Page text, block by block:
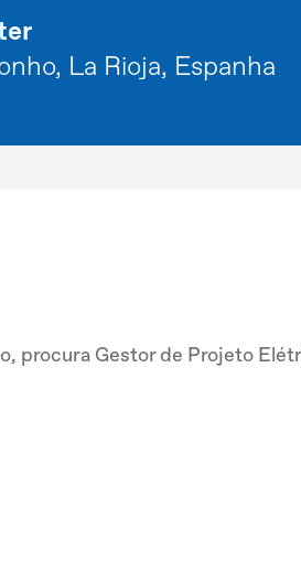
La Rioja, Espanha
procura Gestor de Projeto